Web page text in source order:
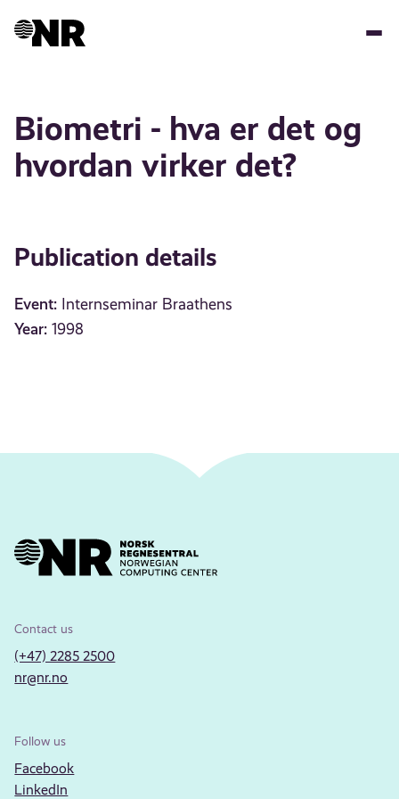
Biometri - hva er det og
hvordan virker det?
Publication details
Event: Internseminar Braathens
Year: 1998
Contact us
(+47) 2285 2500
nr@nr.no
Follow us
Facebook
LinkedIn